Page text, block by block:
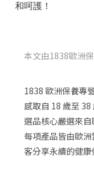
和呵護！
本文由1838歐洲
1838 歐洲保養專
感取自 18 歲至
選品核心嚴選來
每項產品皆由歐
客分享永續的健康